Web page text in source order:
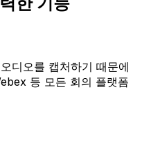
디오를 캡처하기 때문에
등 모든 회의 플랫폼